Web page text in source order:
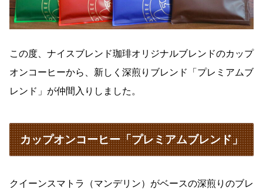
この度、ナイスブレンド珈琲オリジナルブレンドのカップ
オンコーヒーから、新しく深煎りブレンド「プレミアムブ
レンド」が仲間入りしました。
カップオンコーヒー「プレミアムブレンド」
クイーンスマトラ（マンデリン）がベースの深煎りのブレ